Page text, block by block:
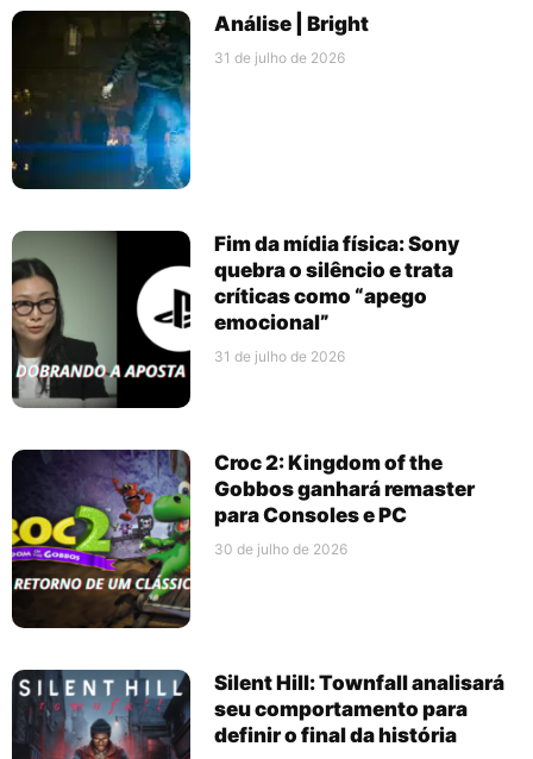
Análise | Bright
31 de julho de 2026
Fim da mídia física: Sony
quebra o silêncio e trata
críticas como “apego
emocional”
31 de julho de 2026
Croc 2: Kingdom of the
Gobbos ganhará remaster
para Consoles e PC
30 de julho de 2026
Silent Hill: Townfall analisará
seu comportamento para
definir o final da história